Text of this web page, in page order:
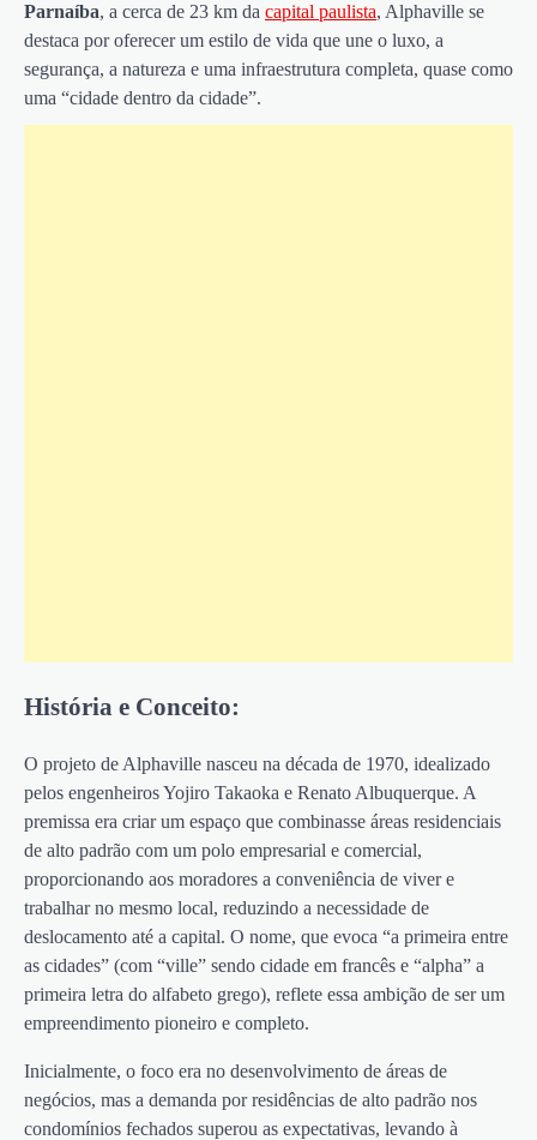
Parnaíba, a cerca de 23 km da capital paulista, Alphaville se
destaca por oferecer um estilo de vida que une o luxo, a
segurança, a natureza e uma infraestrutura completa, quase como
uma “cidade dentro da cidade”.
História e Conceito:
O projeto de Alphaville nasceu na década de 1970, idealizado
pelos engenheiros Yojiro Takaoka e Renato Albuquerque. A
premissa era criar um espaço que combinasse áreas residenciais
de alto padrão com um polo empresarial e comercial,
proporcionando aos moradores a conveniência de viver e
trabalhar no mesmo local, reduzindo a necessidade de
deslocamento até a capital. O nome, que evoca “a primeira entre
as cidades” (com “ville” sendo cidade em francês e “alpha” a
primeira letra do alfabeto grego), reflete essa ambição de ser um
empreendimento pioneiro e completo.
Inicialmente, o foco era no desenvolvimento de áreas de
negócios, mas a demanda por residências de alto padrão nos
condomínios fechados superou as expectativas, levando à